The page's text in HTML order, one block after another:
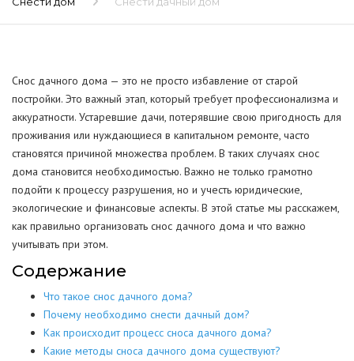
Снос дачного дома — это не просто избавление от старой
постройки. Это важный этап, который требует профессионализма и
аккуратности. Устаревшие дачи, потерявшие свою пригодность для
проживания или нуждающиеся в капитальном ремонте, часто
становятся причиной множества проблем. В таких случаях снос
дома становится необходимостью. Важно не только грамотно
подойти к процессу разрушения, но и учесть юридические,
экологические и финансовые аспекты. В этой статье мы расскажем,
как правильно организовать снос дачного дома и что важно
учитывать при этом.
Содержание
Что такое снос дачного дома?
Почему необходимо снести дачный дом?
Как происходит процесс сноса дачного дома?
Какие методы сноса дачного дома существуют?